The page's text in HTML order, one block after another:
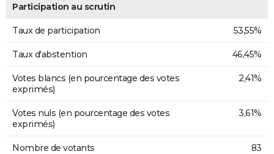
Participation au scrutin
Taux de participation 53,55%
Taux d'abstention 46,45%
Votes blancs (en pourcentage des votes
exprimés)
2,41%
Votes nuls (en pourcentage des votes
exprimés)
3,61%
Nombre de votants 83